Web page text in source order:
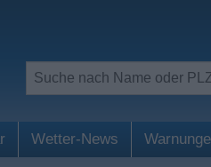
Wetter-News